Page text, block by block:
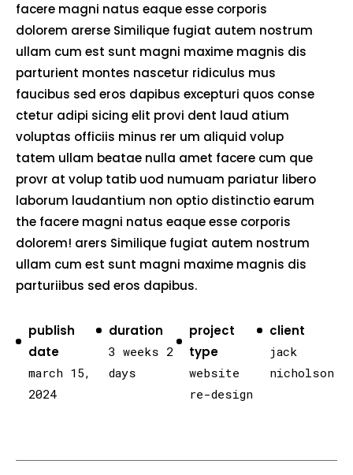
facere magni natus eaque esse corporis
dolorem arerse Similique fugiat autem nostrum
ullam cum est sunt magni maxime magnis dis
parturient montes nascetur ridiculus mus
faucibus sed eros dapibus excepturi quos conse
ctetur adipi sicing elit provi dent laud atium
voluptas officiis minus rer um aliquid volup
tatem ullam beatae nulla amet facere cum que
provr at volup tatib uod numuam pariatur libero
laborum laudantium non optio distinctio earum
the facere magni natus eaque esse corporis
dolorem! arers Similique fugiat autem nostrum
ullam cum est sunt magni maxime magnis dis
parturiibus sed eros dapibus.
publish
date
march 15,
2024
duration
3 weeks 2
days
project
type
website
re-design
client
jack
nicholson